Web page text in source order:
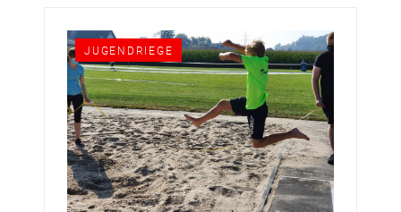
JUGENDRIEGE